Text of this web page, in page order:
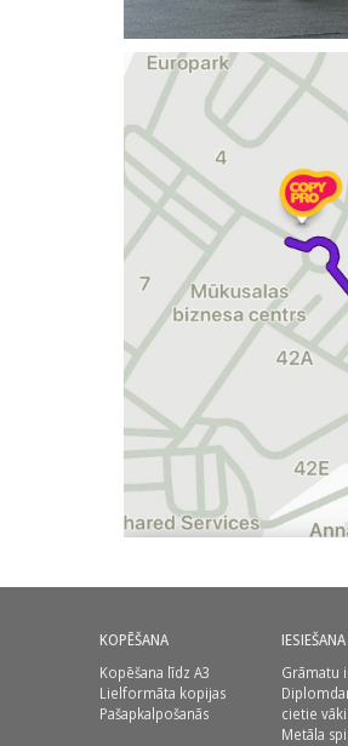
KOPĒŠANA
Kopēšana līdz A3
Lielformāta kopijas
Pašapkalpošanās
IESIEŠANA
Grāmatu
cietie vāki
Metāla